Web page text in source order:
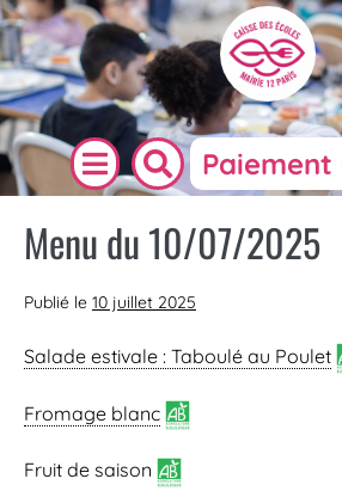
Paiement
Menu du 10/07/2025
Publié le 10 juillet 2025
Salade estivale : Taboulé au Poulet
Fromage blanc
Fruit de saison